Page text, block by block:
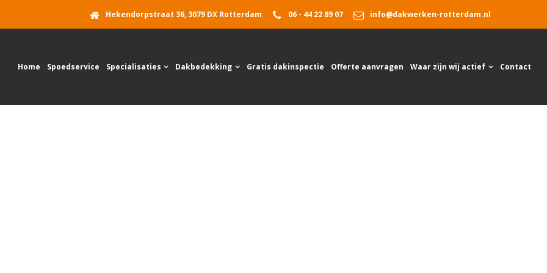
Hekendorpstraat 36, 3079 DX Rotterdam 06 - 44 22 89 07 info@dakwerken-rotterdam.nl
Home Spoedservice Specialisaties Dakbedekking Gratis dakinspectie Offerte aanvragen Waar zijn wij actief Contact